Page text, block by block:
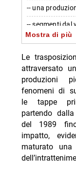
-- una
-- segmenti dal
-
-- il focus sulla
-- l’eredità
- l’evoluzione
ad oggi
-- dalla poca
hollywoodiane
-- la nascita
- differenze tra
Mostra di più
Le
attraversato
produzioni
fenomeni di
le tappe
partendo
del 1989
impatto,
maturato